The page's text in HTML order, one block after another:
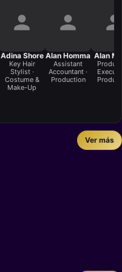
Adina Shore
Key Hair
Stylist ·
Costume &
Make-Up
Alan Homma
Assistant
Accountant ·
Production
Alan
Ver más